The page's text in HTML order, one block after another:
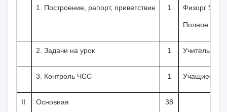
1 . Построение, рапорт, привет­ствие 1 Физорг
Полное
2. Задачи на урок 1 Учитель
3. Контроль ЧСС 1 Учащиеся
II Основная 38